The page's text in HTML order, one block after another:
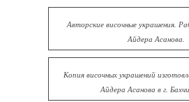
Авторские височные украшения.
Айдера Асанова.
Копия височных украшений
Айдера Асанова в г.